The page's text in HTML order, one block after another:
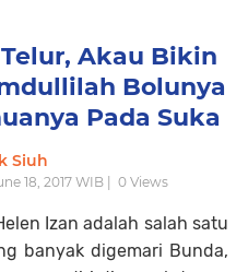
Akau Bikin
Bolunya
Pada Suka
Siuh
18, 2017 WIB | 0Views
Izan adalah salah satu
banyak digemari Bunda,